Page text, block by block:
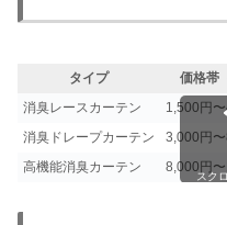
タイプ 価格帯
消臭レースカーテン
1,500円
消臭ドレープカーテン
3,000円
高機能消臭カーテン
8,000円
スク